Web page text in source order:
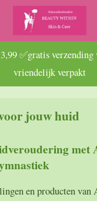
✅gratis
vriendelijk verpakt
jouw huid
met
en producten van